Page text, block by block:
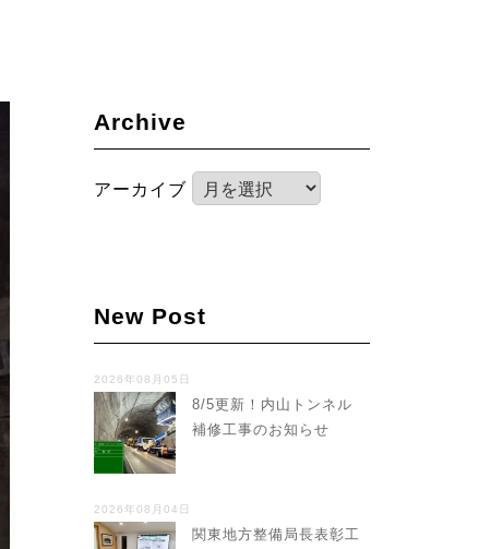
Archive
アーカイブ
New Post
2026年08月05日
8/5更新！内山トンネル
補修工事のお知らせ
2026年08月04日
関東地方整備局長表彰工